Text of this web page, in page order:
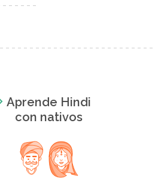
Aprende Hindi
con nativos